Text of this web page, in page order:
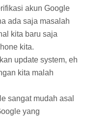
akun Google
ada saja masalah
kita baru saja
kita.
update system, eh
kita malah
sangat mudah asal
yang